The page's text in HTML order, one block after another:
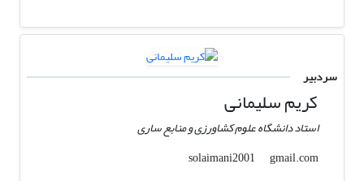
سردبیر
کریم سلیمانی
استاد دانشگاه علوم کشاورزی و منابع ساری
solaimani2001
gmail.com